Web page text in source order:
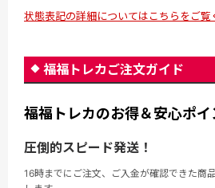
状態表記の詳細についてはこちらをご覧
福福トレカご注文ガイド
福福トレカのお得＆安心ポイ
圧倒的スピード発送！
16時までにご注文、ご入金が確認できた商